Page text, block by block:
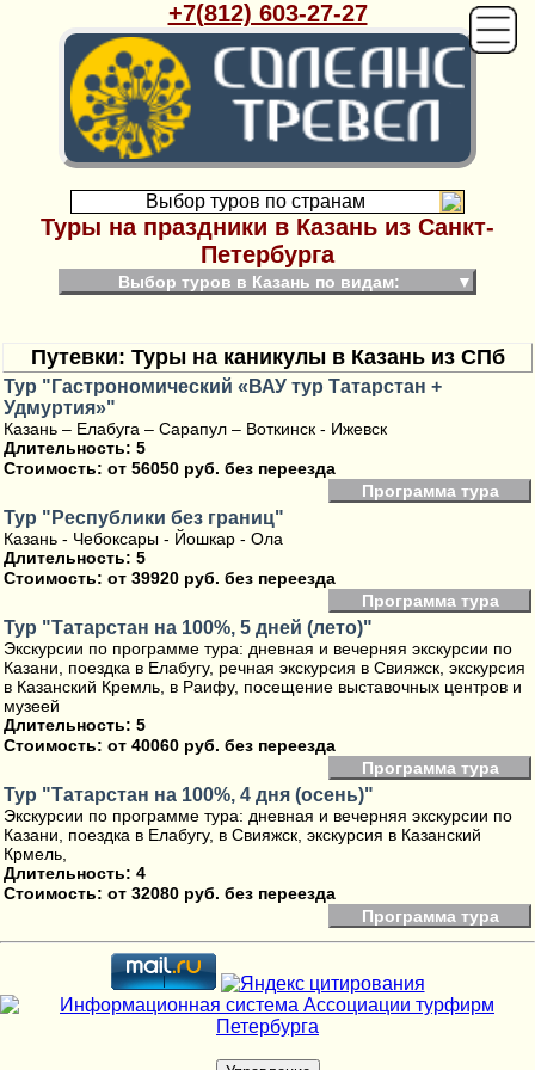
+7(812) 603-27-27
Выбор туров по странам
Туры на праздники в Казань из Санкт-
Петербурга
Выбор туров в Казань по видам: ▼
Путевки: Туры на каникулы в Казань из СПб
Тур "Гастрономический «ВАУ тур Татарстан +
Удмуртия»"
Казань – Елабуга – Сарапул – Воткинск - Ижевск
Длительность: 5
Стоимость: от 56050 руб. без переезда
Программа тура
Тур "Республики без границ"
Казань - Чебоксары - Йошкар - Ола
Длительность: 5
Стоимость: от 39920 руб. без переезда
Программа тура
Тур "Татарстан на 100%, 5 дней (лето)"
Экскурсии по программе тура: дневная и вечерняя экскурсии по
Казани, поездка в Елабугу, речная экскурсия в Свияжск, экскурсия
в Казанский Кремль, в Раифу, посещение выставочных центров и
музеей
Длительность: 5
Стоимость: от 40060 руб. без переезда
Программа тура
Тур "Татарстан на 100%, 4 дня (осень)"
Экскурсии по программе тура: дневная и вечерняя экскурсии по
Казани, поездка в Елабугу, в Свияжск, экскурсия в Казанский
Крмель,
Длительность: 4
Стоимость: от 32080 руб. без переезда
Программа тура